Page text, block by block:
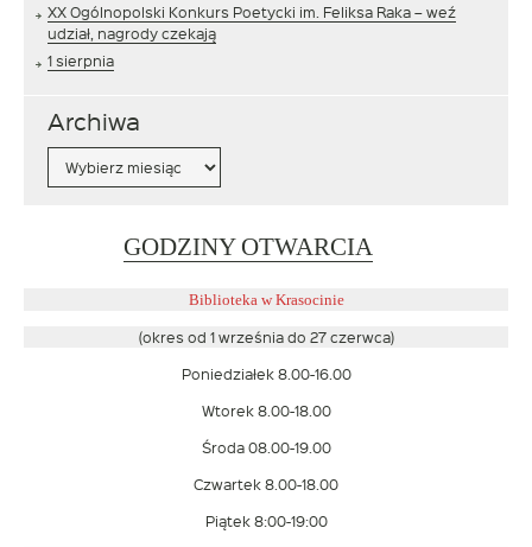
XX Ogólnopolski Konkurs Poetycki im. Feliksa Raka – weź
udział, nagrody czekają
1 sierpnia
Archiwa
GODZINY OTWARCIA
otwiera
nowym
Biblioteka w Krasocinie
(okres od 1 września do 27 czerwca)
Poniedziałek 8.00-16.00
Wtorek 8.00-18.00
Środa 08.00-19.00
Czwartek 8.00-18.00
Piątek 8:00-19:00